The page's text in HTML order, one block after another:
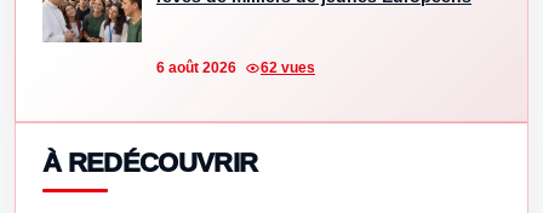
6 août 2026 62 vues
À REDÉCOUVRIR